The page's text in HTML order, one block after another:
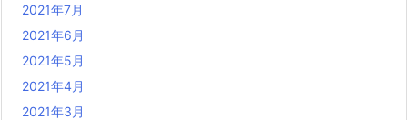
2021年7月
2021年6月
2021年5月
2021年4月
2021年3月